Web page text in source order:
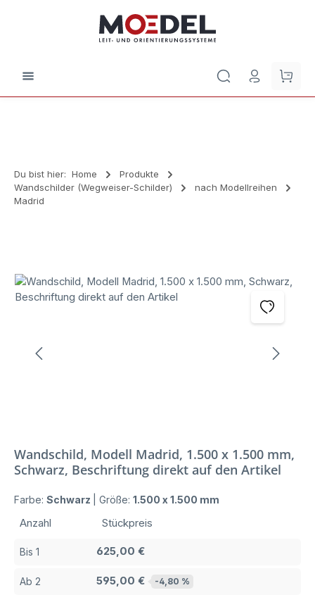
Zum Hauptinhalt springen
Du bist hier: Home
Produkte
Wandschilder (Wegweiser-Schilder)
nach Modellreihen
Madrid
Bildergalerie überspringen
Wandschild, Modell Madrid, 1.500 x 1.500 mm,
Schwarz, Beschriftung direkt auf den Artikel
Farbe: Schwarz Größe: 1.500 x 1.500 mm
Anzahl Stückpreis
Bis 1 625,00 €
Ab 2 595,00 € -4,80 %